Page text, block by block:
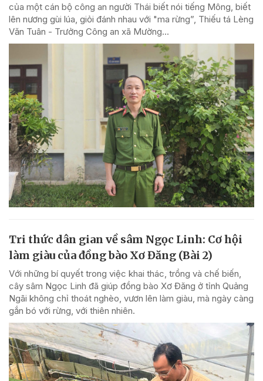
của một cán bộ công an người Thái biết nói tiếng Mông, biết
lên nương gùi lúa, giỏi đánh nhau với "ma rừng”, Thiếu tá Lèng
Văn Tuân - Trưởng Công an xã Mường...
Tri thức dân gian về sâm Ngọc Linh: Cơ hội
làm giàu của đồng bào Xơ Đăng (Bài 2)
Với những bí quyết trong việc khai thác, trồng và chế biến,
cây sâm Ngọc Linh đã giúp đồng bào Xơ Đăng ở tỉnh Quảng
Ngãi không chỉ thoát nghèo, vươn lên làm giàu, mà ngày càng
gắn bó với rừng, với thiên nhiên.